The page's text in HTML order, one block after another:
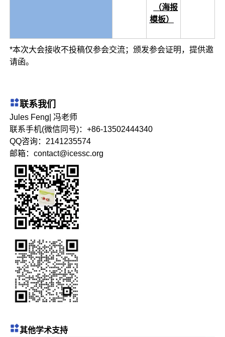
（海报
模板）
*本次大会接收不投稿仅参会交流；颁发参会证明，提供邀
请函。
联系我们
Jules Feng| 冯老师
联系手机(微信同号)：+86-13502444340
QQ咨询：2141235574
邮箱：contact@icessc.org
其他学术支持